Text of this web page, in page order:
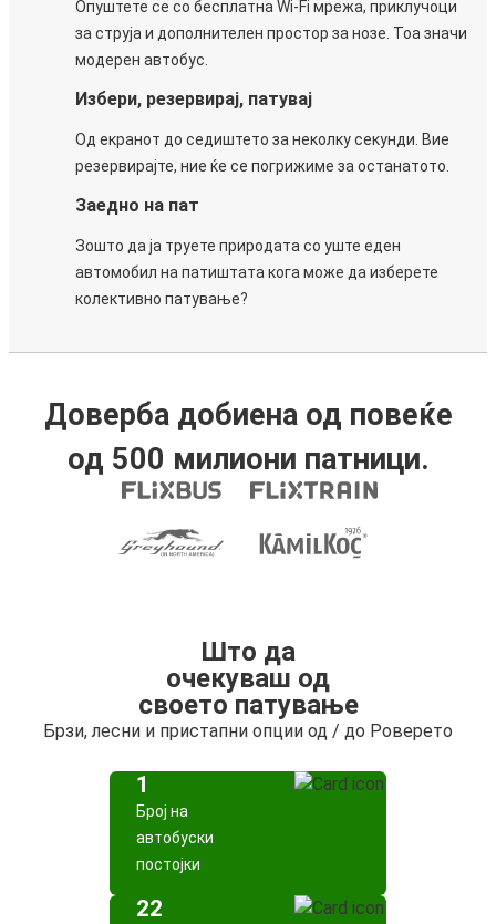
Опуштете се со бесплатна Wi-Fi мрежа, приклучоци
за струја и дополнителен простор за нозе. Тоа значи
модерен автобус.
Избери, резервирај, патувај
Од екранот до седиштето за неколку секунди. Вие
резервирајте, ние ќе се погрижиме за останатото.
Заедно на пат
Зошто да ја труете природата со уште еден
автомобил на патиштата кога може да изберете
колективно патување?
Доверба добиена од повеќе
од 500 милиони патници.
Што да
очекуваш од
своето патување
Брзи, лесни и пристапни опции од / до Роверето
1
Број на
автобуски
постојки
22